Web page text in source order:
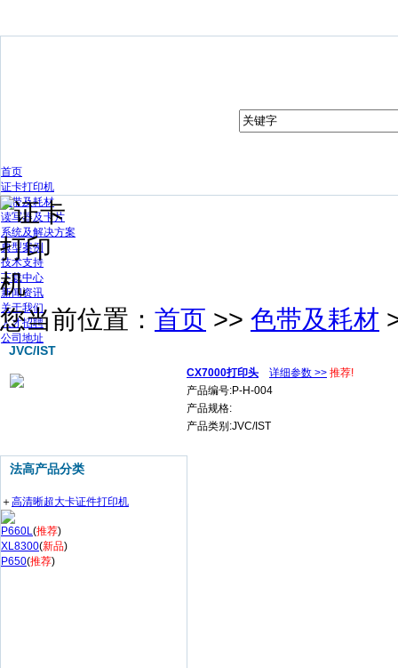
首页
证卡打印机
色带及耗材
读写器及卡片
系统及解决方案
典型案例
技术支持
下载中心
新闻资讯
关于我们
人才招聘
公司地址
您当前位置： 首页 >> 色带及耗材
JVC/IST
CX7000打印头 详细参数 >> 推荐!
产品编号:P-H-004
产品规格:
产品类别:JVC/IST
法高产品分类
＋高清晰超大卡证件打印机
P660L(推荐)
XL8300(新品)
P650(推荐)